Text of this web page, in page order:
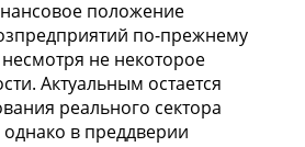
положение
по-прежнему
не некоторое
Актуальным остается
реального сектора
в преддверии